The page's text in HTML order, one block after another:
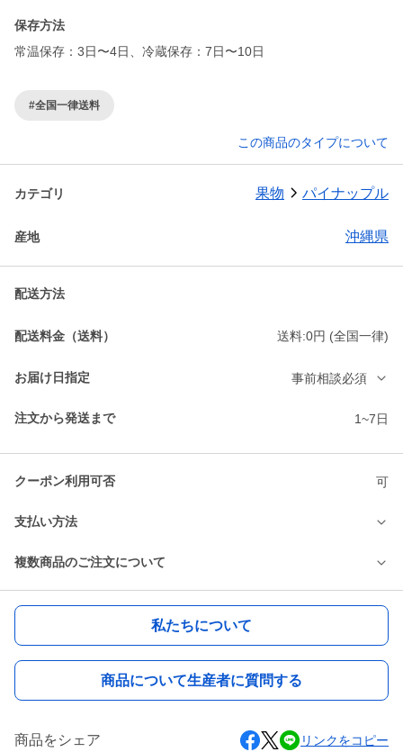
保存方法
常温保存：3日〜4日、冷蔵保存：7日〜10日
#全国一律送料
この商品のタイプについて
カテゴリ 果物 パイナップル
産地 沖縄県
配送方法
配送料金（送料） 送料:0円 (全国一律)
お届け日指定 事前相談必須
注文から発送まで 1~7日
クーポン利用可否 可
支払い方法
複数商品のご注文について
私たちについて
商品について生産者に質問する
商品をシェア リンクをコピー